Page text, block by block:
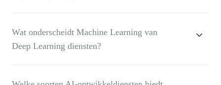
Wat onderscheidt Machine Learning van
Deep Learning diensten?